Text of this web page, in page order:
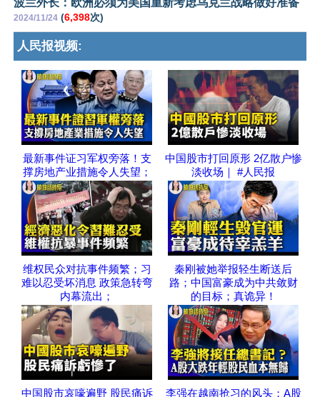
波兰外长：欧洲必须为美国重新考虑乌克兰战略做好准备
2024/11/24 (6,398次)
人民报视频:
最新事件证习军权旁落！支
撑房地产业措施令人失望；
中国股市打回原形 2亿散户惨
淡收场｜ #人民报
维权民众对抗事件频繁；习
难以忍受坏消息 政策急转弯
内幕流出；
秦刚被她举报轻生断送后
路；中国富豪成为中共敛财
的目标；真诡异！
中国股市哀嚎遍野 股民痛诉
李强在越南抢习的风头；A股